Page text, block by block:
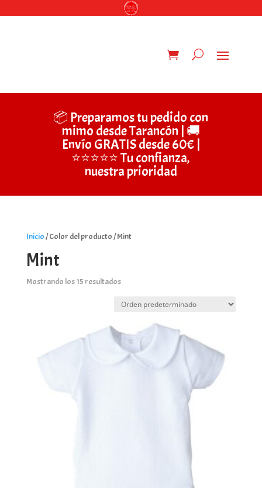
📦 Preparamos tu pedido con
mimo desde Tarancón | 🚚
Envío GRATIS desde 60€ |
⭐⭐⭐⭐⭐ Tu confianza,
nuestra prioridad
Inicio/ Color del producto / Mint
Mint
Mostrando los 15 resultados